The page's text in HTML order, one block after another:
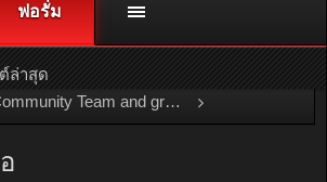
หรือโทร. 081-811-1138
นรายละเอียดเพิ่มเติม คลิกที่นี่
Team and group
ฟอรั่ม
ล่าสุด